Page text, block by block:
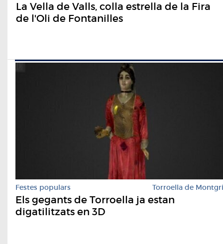
La Vella de Valls, colla estrella de la Fira
de l'Oli de Fontanilles
Festes populars Torroella de Montgrí
Els gegants de Torroella ja estan
digatilitzats en 3D